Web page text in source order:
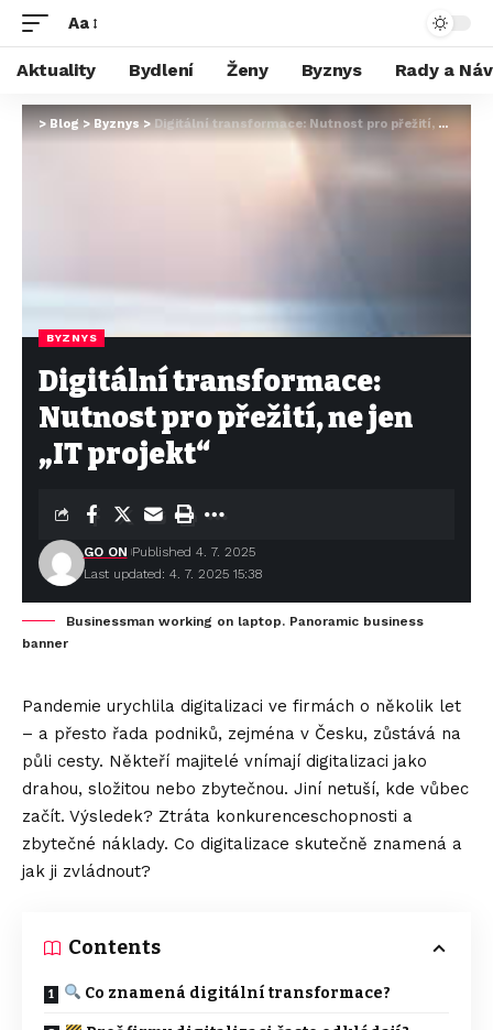
Aa
Aktuality Bydlení Ženy Byznys Rady a
>Blog>Byznys>Digitální transformace: Nutnost pro přežití, ne jen „IT projekt“
BYZNYS
Digitální transformace:
Nutnost pro přežití, ne jen
„IT projekt“
Last updated: 4. 7. 2025 15:38
GO ON Published 4. 7. 2025
Businessman working on laptop. Panoramic business
banner
Pandemie urychlila digitalizaci ve firmách o několik let
– a přesto řada podniků, zejména v Česku, zůstává na
půli cesty. Někteří majitelé vnímají digitalizaci jako
drahou, složitou nebo zbytečnou. Jiní netuší, kde vůbec
začít. Výsledek? Ztráta konkurenceschopnosti a
zbytečné náklady. Co digitalizace skutečně znamená a
jak ji zvládnout?
Contents
Co znamená digitální transformace?